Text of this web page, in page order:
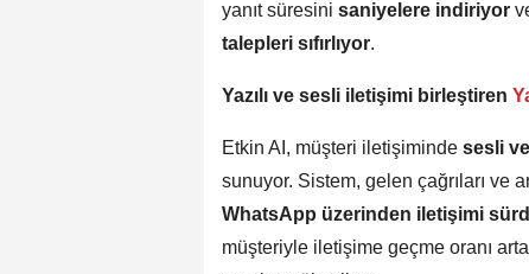
yanıt süresini saniyelere indiriyor
talepleri sıfırlıyor.
Yazılı ve sesli iletişimi birleştiren
Etkin AI, müşteri iletişiminde sesli
sunuyor. Sistem, gelen çağrıları ve
WhatsApp üzerinden iletişimi
müşteriyle iletişime geçme oranı